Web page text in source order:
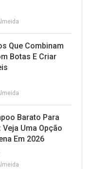
Que Combinam
Botas E Criar
Barato Para
Veja Uma Opção
Em 2026